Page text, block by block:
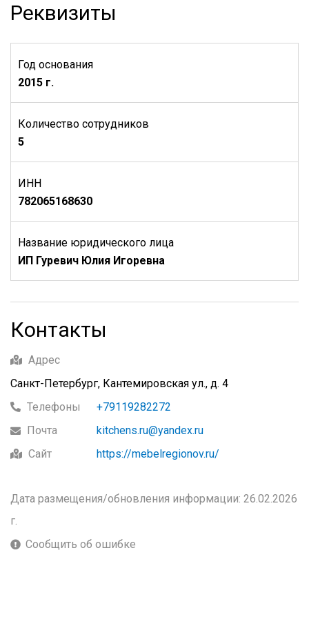
Реквизиты
Год основания
2015 г.
Количество сотрудников
5
ИНН
782065168630
Название юридического лица
ИП Гуревич Юлия Игоревна
Контакты
Адрес
Санкт-Петербург, Кантемировская ул., д. 4
Телефоны
+79119282272
Почта
kitchens.ru@yandex.ru
Сайт
https://mebelregionov.ru/
Дата размещения/обновления информации: 26.02.2026
г.
Сообщить об ошибке